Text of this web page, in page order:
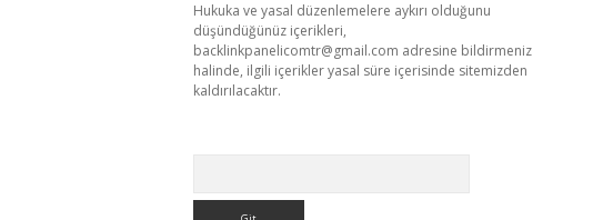
Hukuka ve yasal düzenlemelere aykırı olduğunu
düşündüğünüz içerikleri,
backlinkpanelicomtr@gmail.com adresine bildirmeniz
halinde, ilgili içerikler yasal süre içerisinde sitemizden
kaldırılacaktır.